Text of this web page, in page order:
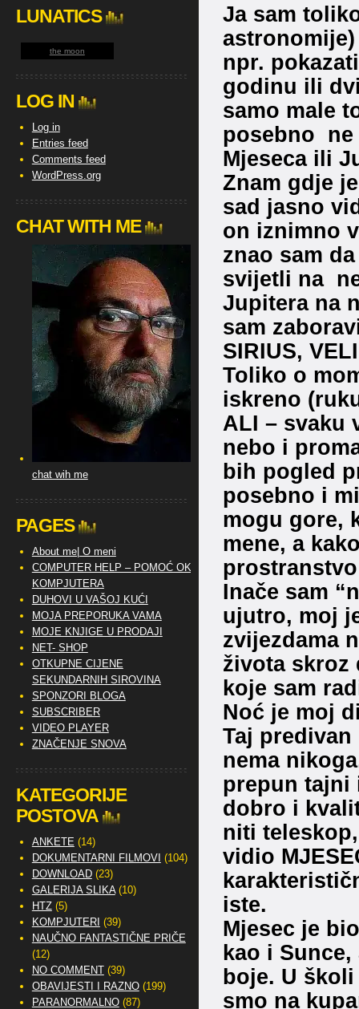
Ja sam
npr.
godinu ili
samo male
posebno ne
Mjeseca ili
Znam gdje
sad jasno
on iznimno
znao sam
svijetli na
Jupitera na
sam
SIRIUS,
Toliko o
iskreno
ALI – svaku
nebo i
bih pogled
posebno i
mogu gore,
mene, a
Inače sam
ujutro, moj
zvijezdama
života skroz
koje sam
Noć je moj
Taj
nema
prepun tajni
dobro i
niti
vidio
iste.
Mjesec je
kao i
boje. U
smo na
LUNATICS
the moon
LOG IN
Log in
Entries feed
Comments feed
WordPress.org
CHAT WITH ME
chat wih me
PAGES
About me| O meni
COMPUTER HELP – POMOĆ OKO
KOMPJUTERA
DUHOVI U VAŠOJ KUĆI
MOJA PREPORUKA VAMA
MOJE KNJIGE U PRODAJI
NET- SHOP
OTKUPNE CIJENE
SEKUNDARNIH SIROVINA
SPONZORI BLOGA
SUBSCRIBER
VIDEO PLAYER
ZNAČENJE SNOVA
KATEGORIJE
POSTOVA
ANKETE (14)
DOKUMENTARNI FILMOVI (104)
DOWNLOAD(23)
GALERIJA SLIKA(10)
HTZ(5)
KOMPJUTERI (39)
NAUČNO FANTASTIČNE PRIČE
(12)
NO COMMENT(39)
OBAVIJESTI I RAZNO(199)
PARANORMALNO(87)